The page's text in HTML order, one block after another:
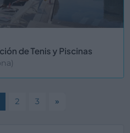
de Tenis y Piscinas
2 3 »